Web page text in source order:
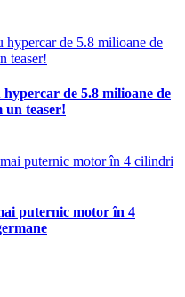
de 5.8 milioane de
un teaser!
puternic motor în 4